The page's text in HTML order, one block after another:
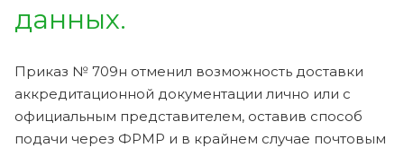
данных.
Приказ № 709н отменил возможность доставки
аккредитационной документации лично или с
официальным представителем, оставив способ
подачи через ФРМР и в крайнем случае почтовым